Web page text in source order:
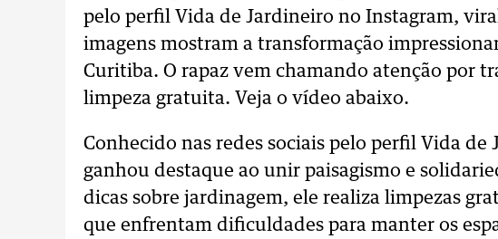
pelo perfil Vida de Jardineiro no Instagram,
imagens mostram a transformação
Curitiba. O rapaz vem chamando atenção por
limpeza gratuita. Veja o vídeo abaixo.
Conhecido nas redes sociais pelo perfil Vida de
ganhou destaque ao unir paisagismo e
dicas sobre jardinagem, ele realiza limpezas
que enfrentam dificuldades para manter os